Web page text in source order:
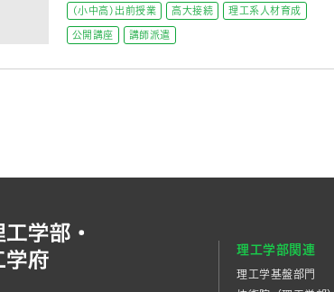
(小中高)出前授業 高大接続 理工系人材育成
公開講座 講師派遣
理工学部関連
理工学基盤部門